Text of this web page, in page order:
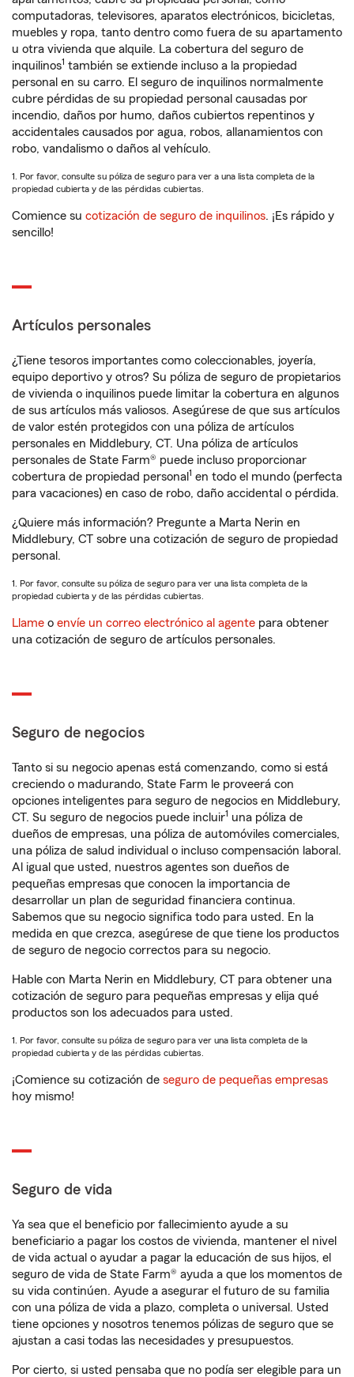
computadoras, televisores, aparatos electrónicos, bicicletas,
muebles y ropa, tanto dentro como fuera de su apartamento
u otra vivienda que alquile. La cobertura del seguro de
inquilinos1 también se extiende incluso a la propiedad
personal en su carro. El seguro de inquilinos normalmente
cubre pérdidas de su propiedad personal causadas por
incendio, daños por humo, daños cubiertos repentinos y
accidentales causados por agua, robos, allanamientos con
robo, vandalismo o daños al vehículo.
1. Por favor, consulte su póliza de seguro para ver a una lista completa de la
propiedad cubierta y de las pérdidas cubiertas.
Comience su cotización de seguro de inquilinos. ¡Es rápido y
sencillo!
Artículos personales
¿Tiene tesoros importantes como coleccionables, joyería,
equipo deportivo y otros? Su póliza de seguro de propietarios
de vivienda o inquilinos puede limitar la cobertura en algunos
de sus artículos más valiosos. Asegúrese de que sus artículos
de valor estén protegidos con una póliza de artículos
personales en Middlebury, CT. Una póliza de artículos
personales de State Farm® puede incluso proporcionar
cobertura de propiedad personal 1 en todo el mundo (perfecta
para vacaciones) en caso de robo, daño accidental o pérdida.
¿Quiere más información? Pregunte a Marta Nerin en
Middlebury, CT sobre una cotización de seguro de propiedad
personal.
1. Por favor, consulte su póliza de seguro para ver una lista completa de la
propiedad cubierta y de las pérdidas cubiertas.
Llame o envíe un correo electrónico al agente para obtener
una cotización de seguro de artículos personales.
Seguro de negocios
Tanto si su negocio apenas está comenzando, como si está
creciendo o madurando, State Farm le proveerá con
opciones inteligentes para seguro de negocios en Middlebury,
CT. Su seguro de negocios puede incluir1 una póliza de
dueños de empresas, una póliza de automóviles comerciales,
una póliza de salud individual o incluso compensación laboral.
Al igual que usted, nuestros agentes son dueños de
pequeñas empresas que conocen la importancia de
desarrollar un plan de seguridad financiera continua.
Sabemos que su negocio significa todo para usted. En la
medida en que crezca, asegúrese de que tiene los productos
de seguro de negocio correctos para su negocio.
Hable con Marta Nerin en Middlebury, CT para obtener una
cotización de seguro para pequeñas empresas y elija qué
productos son los adecuados para usted.
1. Por favor, consulte su póliza de seguro para ver una lista completa de la
propiedad cubierta y de las pérdidas cubiertas.
¡Comience su cotización de seguro de pequeñas empresas
hoy mismo!
Seguro de vida
Ya sea que el beneficio por fallecimiento ayude a su
beneficiario a pagar los costos de vivienda, mantener el nivel
de vida actual o ayudar a pagar la educación de sus hijos, el
seguro de vida de State Farm® ayuda a que los momentos de
su vida continúen. Ayude a asegurar el futuro de su familia
con una póliza de vida a plazo, completa o universal. Usted
tiene opciones y nosotros tenemos pólizas de seguro que se
ajustan a casi todas las necesidades y presupuestos.
Por cierto, si usted pensaba que no podía ser elegible para un